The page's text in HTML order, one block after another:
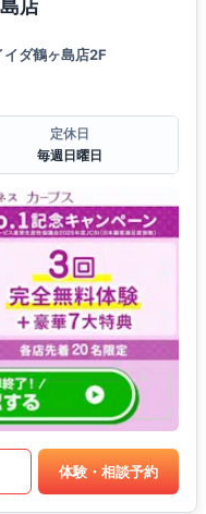
店
ダ鶴ヶ島店2F
定休日
毎週日曜日
体験・相談予約